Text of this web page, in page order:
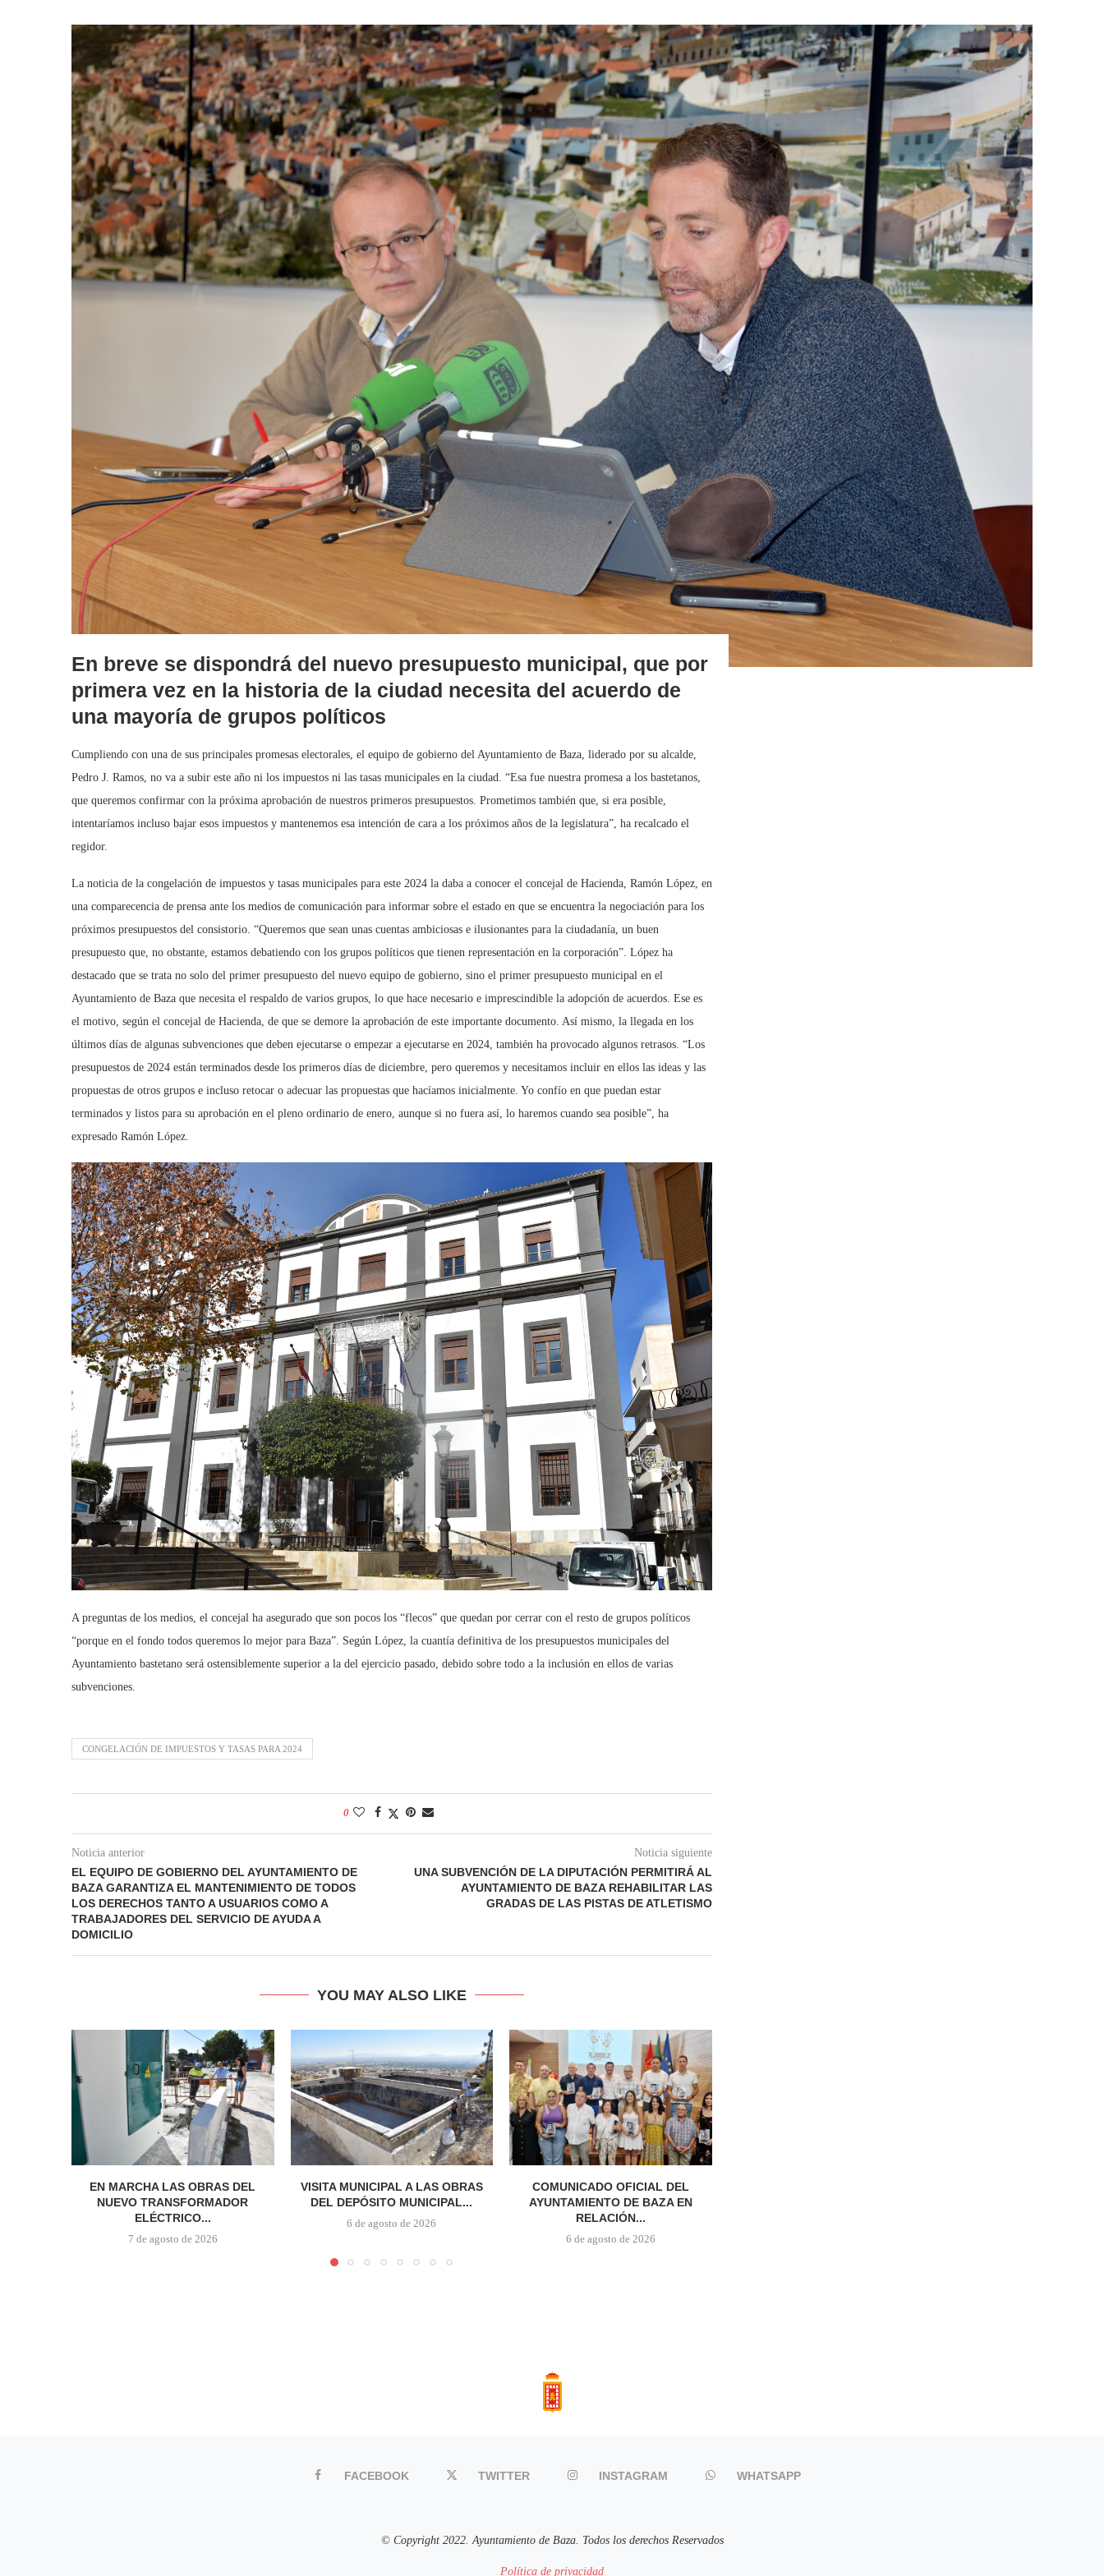
En breve se dispondrá del nuevo presupuesto municipal, que por
primera vez en la historia de la ciudad necesita del acuerdo de
una mayoría de grupos políticos
Cumpliendo con una de sus principales promesas electorales, el equipo de gobierno del Ayuntamiento de Baza, liderado por su alcalde,
Pedro J. Ramos, no va a subir este año ni los impuestos ni las tasas municipales en la ciudad. “Esa fue nuestra promesa a los bastetanos,
que queremos confirmar con la próxima aprobación de nuestros primeros presupuestos. Prometimos también que, si era posible,
intentaríamos incluso bajar esos impuestos y mantenemos esa intención de cara a los próximos años de la legislatura”, ha recalcado el
regidor.
La noticia de la congelación de impuestos y tasas municipales para este 2024 la daba a conocer el concejal de Hacienda, Ramón López, en
una comparecencia de prensa ante los medios de comunicación para informar sobre el estado en que se encuentra la negociación para los
próximos presupuestos del consistorio. “Queremos que sean unas cuentas ambiciosas e ilusionantes para la ciudadanía, un buen
presupuesto que, no obstante, estamos debatiendo con los grupos políticos que tienen representación en la corporación”. López ha
destacado que se trata no solo del primer presupuesto del nuevo equipo de gobierno, sino el primer presupuesto municipal en el
Ayuntamiento de Baza que necesita el respaldo de varios grupos, lo que hace necesario e imprescindible la adopción de acuerdos. Ese es
el motivo, según el concejal de Hacienda, de que se demore la aprobación de este importante documento. Así mismo, la llegada en los
últimos días de algunas subvenciones que deben ejecutarse o empezar a ejecutarse en 2024, también ha provocado algunos retrasos. “Los
presupuestos de 2024 están terminados desde los primeros días de diciembre, pero queremos y necesitamos incluir en ellos las ideas y las
propuestas de otros grupos e incluso retocar o adecuar las propuestas que hacíamos inicialmente. Yo confío en que puedan estar
terminados y listos para su aprobación en el pleno ordinario de enero, aunque si no fuera así, lo haremos cuando sea posible”, ha
expresado Ramón López.
A preguntas de los medios, el concejal ha asegurado que son pocos los “flecos” que quedan por cerrar con el resto de grupos políticos
“porque en el fondo todos queremos lo mejor para Baza”. Según López, la cuantía definitiva de los presupuestos municipales del
Ayuntamiento bastetano será ostensiblemente superior a la del ejercicio pasado, debido sobre todo a la inclusión en ellos de varias
subvenciones.
CONGELACIÓN DE IMPUESTOS Y TASAS PARA 2024
0
Noticia anterior
EL EQUIPO DE GOBIERNO DEL AYUNTAMIENTO DE
BAZA GARANTIZA EL MANTENIMIENTO DE TODOS
LOS DERECHOS TANTO A USUARIOS COMO A
TRABAJADORES DEL SERVICIO DE AYUDA A
DOMICILIO
Noticia siguiente
UNA SUBVENCIÓN DE LA DIPUTACIÓN PERMITIRÁ AL
AYUNTAMIENTO DE BAZA REHABILITAR LAS
GRADAS DE LAS PISTAS DE ATLETISMO
YOU MAY ALSO LIKE
EN MARCHA LAS OBRAS DEL
NUEVO TRANSFORMADOR
ELÉCTRICO...
7 de agosto de 2026
VISITA MUNICIPAL A LAS OBRAS
DEL DEPÓSITO MUNICIPAL...
6 de agosto de 2026
COMUNICADO OFICIAL DEL
AYUNTAMIENTO DE BAZA EN
RELACIÓN...
6 de agosto de 2026
FACEBOOK TWITTER INSTAGRAM WHATSAPP
© Copyright 2022. Ayuntamiento de Baza. Todos los derechos Reservados
Política de privacidad